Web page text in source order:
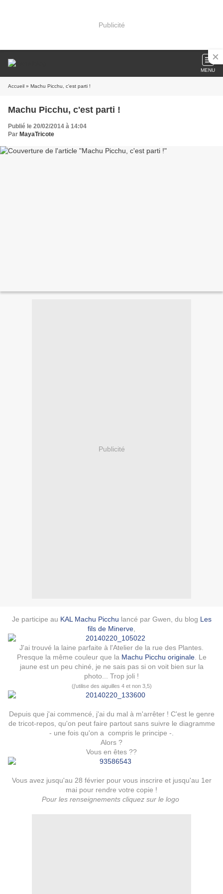
Publicité
MENU
Accueil » Machu Picchu, c'est parti !
Machu Picchu, c'est parti !
Publié le 20/02/2014 à 14:04
Par MayaTricote
Publicité
Je participe au KAL Machu Picchu lancé par Gwen, du blog Les
fils de Minerve
J'ai trouvé la laine parfaite à l'Atelier de la rue des Plantes.
Presque la même couleur que la Machu Picchu originale. Le
jaune est un peu chiné, je ne sais pas si on voit bien sur la
photo... Trop joli !
(j'utilise des aiguilles 4 et non 3,5)
Depuis que j'ai commencé, j'ai du mal à m'arrêter ! C'est le genre
de tricot-repos, qu'on peut faire partout sans suivre le diagramme
- une fois qu'on a compris le principe -.
Alors ?
Vous en êtes ??
Vous avez jusqu'au 28 février pour vous inscrire et jusqu'au 1er
mai pour rendre votre copie !
Pour les renseignements cliquez sur le logo